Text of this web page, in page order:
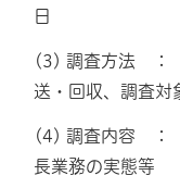
日
(3) 調査方法 ：
送・回収、調査対
(4) 調査内容 ：
長業務の実態等